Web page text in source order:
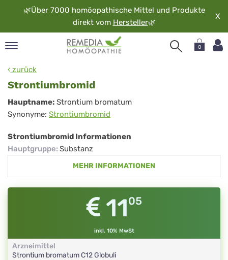
🌿Über 7000 homöopathische Mittel und Produkte
direkt vom Hersteller🌿
X
0
zurück
Strontiumbromid
Strontiumbromid
Hauptname: Strontium bromatum
Synonyme: Strontiumbromid
Strontiumbromid Informationen
Hauptgruppe: Substanz
MEHR INFORMATIONEN
1105
inkl. 10% MwSt
Arzneimittel
Strontium bromatumC12Globuli